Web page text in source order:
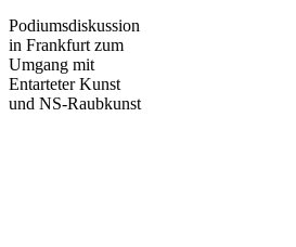
NS-
Raubkunst
Podiumsdiskussion
in Frankfurt zum
Umgang mit
Entarteter Kunst
und NS-Raubkunst